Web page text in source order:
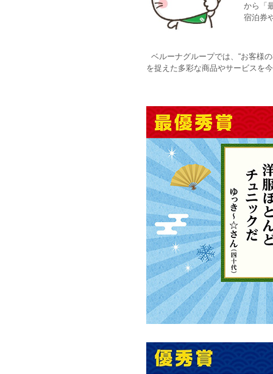
から「
宿泊券
ベルーナグループでは、“お客様
を捉えた多彩な商品やサービスを